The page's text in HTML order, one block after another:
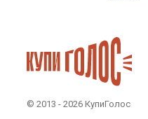
© 2013 - 2026 КупиГолос